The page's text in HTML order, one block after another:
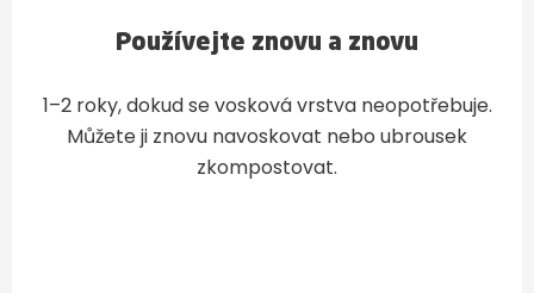
Používejte znovu a znovu
1–2 roky, dokud se vosková vrstva neopotřebuje.
Můžete ji znovu navoskovat nebo ubrousek
zkompostovat.